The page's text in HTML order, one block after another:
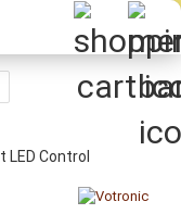
Control